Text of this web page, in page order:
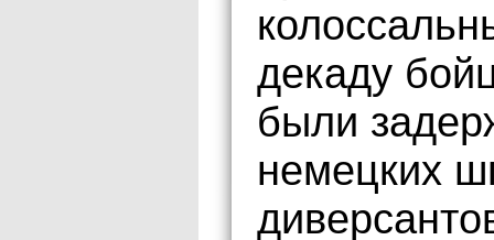
декаду
были
немецких